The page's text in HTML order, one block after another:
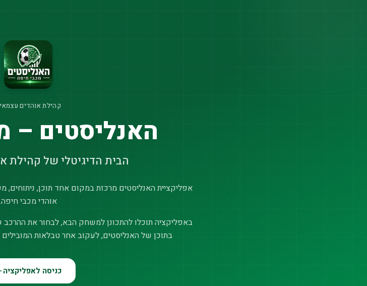
קהילת אוהדים
האנליסטים –
הבית הדיגיטלי של קהילת
אפליקציית האנליסטים מרכזת במקום אחד תוכן, ניתוחים,
אוהדי מכבי חיפה.
באפליקציה תוכלו להתכונן למשחק הבא, לבחור את
בתוכן של האנליסטים, לעקוב אחר טבלאות
כניסה לאפליקציה